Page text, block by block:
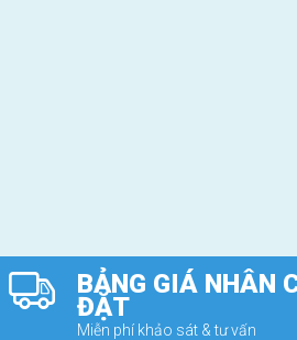
BẢNG GIÁ NHÂN
ĐẶT
Miễn phí khảo sát & tư vấn